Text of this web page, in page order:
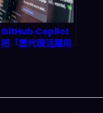
GitHub Copilot
把「雲代理活躍用